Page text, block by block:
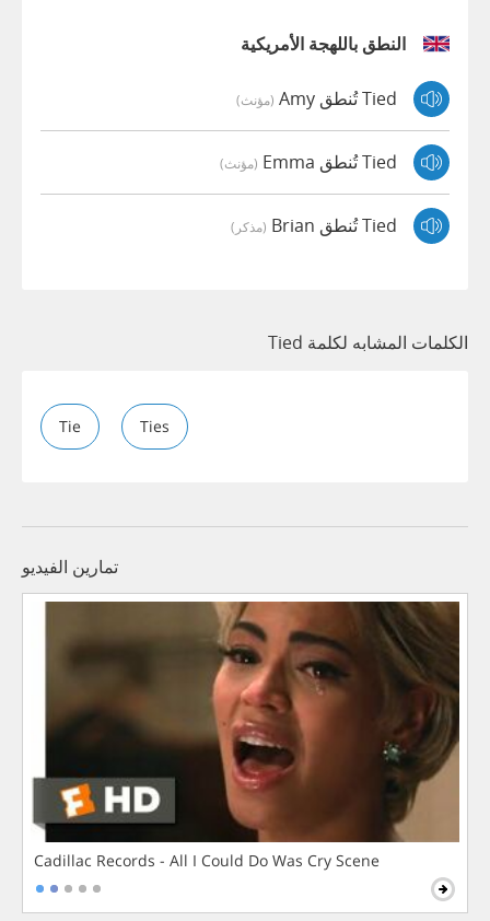
النطق باللهجة الأمريكية
Tied تُنطق Amy (مؤنث)
Tied تُنطق Emma (مؤنث)
Tied تُنطق Brian (مذكر)
الكلمات المشابه لكلمة Tied
Tie Ties
تمارين الفيديو
Cadillac Records - All I Could Do Was Cry Scene